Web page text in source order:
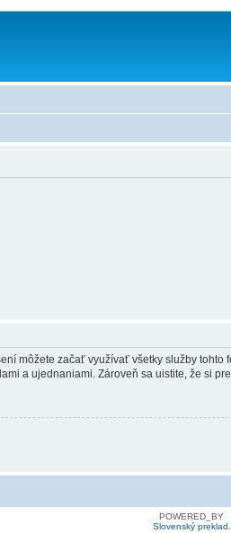
môžete začať využívať všetky služby
a ujednaniami. Zároveň sa uistite, že si
POWERED_BY
Slovenský preklad